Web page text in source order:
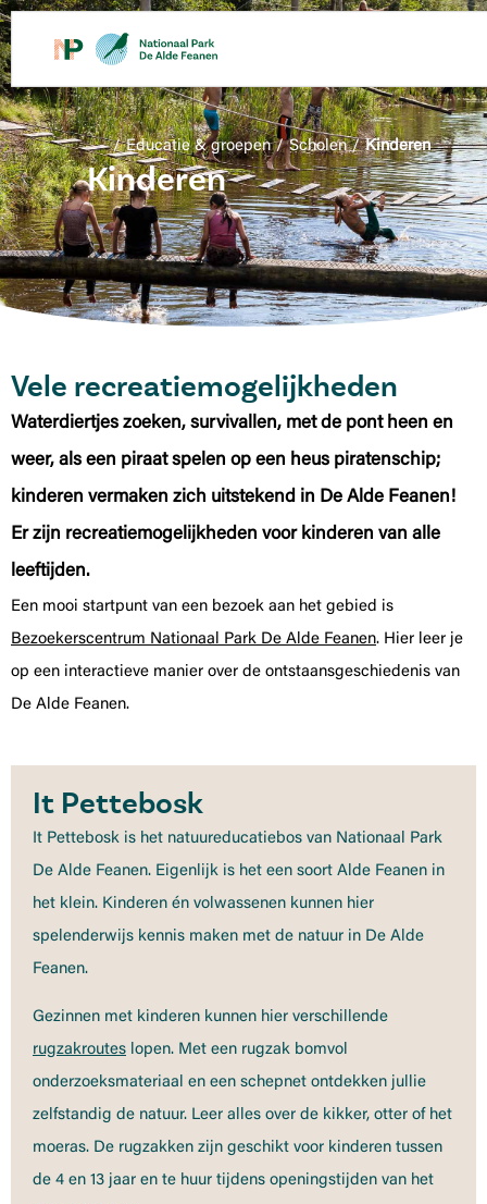
/ Educatie & groepen / Scholen / Kinderen
Kinderen
Vele recreatiemogelijkheden
Waterdiertjes zoeken, survivallen, met de pont heen en
weer, als een piraat spelen op een heus piratenschip;
kinderen vermaken zich uitstekend in De Alde Feanen!
Er zijn recreatiemogelijkheden voor kinderen van alle
leeftijden.
Een mooi startpunt van een bezoek aan het gebied is
Bezoekerscentrum Nationaal Park De Alde Feanen. Hier leer je
op een interactieve manier over de ontstaansgeschiedenis van
De Alde Feanen.
It Pettebosk
It Pettebosk is het natuureducatiebos van Nationaal Park
De Alde Feanen. Eigenlijk is het een soort Alde Feanen in
het klein. Kinderen én volwassenen kunnen hier
spelenderwijs kennis maken met de natuur in De Alde
Feanen.
Gezinnen met kinderen kunnen hier verschillende
rugzakroutes lopen. Met een rugzak bomvol
onderzoeksmateriaal en een schepnet ontdekken jullie
zelfstandig de natuur. Leer alles over de kikker, otter of het
moeras. De rugzakken zijn geschikt voor kinderen tussen
de 4 en 13 jaar en te huur tijdens openingstijden van het